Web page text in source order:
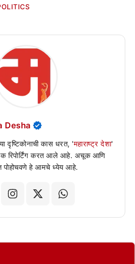
Desha
दृष्टिकोनाची कास धरत, 'महाराष्ट्र देशा'
रिपोर्टिंग करत आले आहे. अचूक आणि
पोहोचवणे हे आमचे ध्येय आहे.